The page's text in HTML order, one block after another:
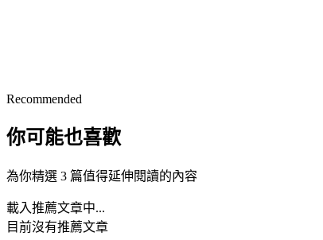
Recommended
你可能也喜歡
為你精選 3 篇值得延伸閱讀的內容
載入推薦文章中...
目前沒有推薦文章